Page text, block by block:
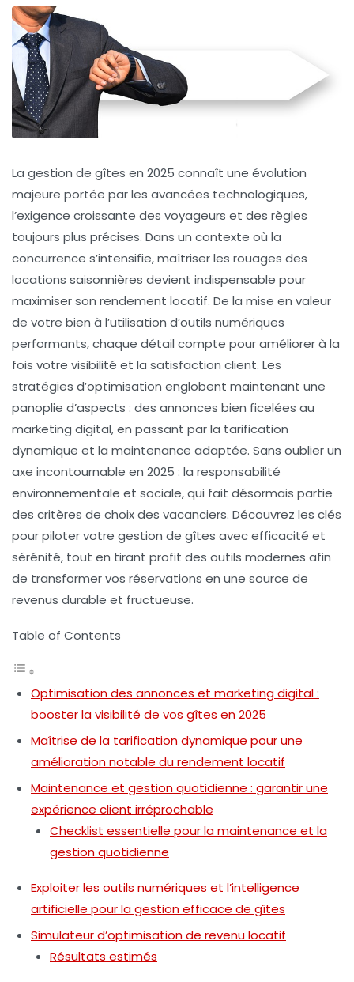
La gestion de gîtes en 2025 connaît une évolution
majeure portée par les avancées technologiques,
l’exigence croissante des voyageurs et des règles
toujours plus précises. Dans un contexte où la
concurrence s’intensifie, maîtriser les rouages des
locations saisonnières devient indispensable pour
maximiser son rendement locatif. De la mise en valeur
de votre bien à l’utilisation d’outils numériques
performants, chaque détail compte pour améliorer à la
fois votre visibilité et la satisfaction client. Les
stratégies d’optimisation englobent maintenant une
panoplie d’aspects : des annonces bien ficelées au
marketing digital, en passant par la tarification
dynamique et la maintenance adaptée. Sans oublier un
axe incontournable en 2025 : la responsabilité
environnementale et sociale, qui fait désormais partie
des critères de choix des vacanciers. Découvrez les clés
pour piloter votre gestion de gîtes avec efficacité et
sérénité, tout en tirant profit des outils modernes afin
de transformer vos réservations en une source de
revenus durable et fructueuse.
Table of Contents
Optimisation des annonces et marketing digital :
booster la visibilité de vos gîtes en 2025
Maîtrise de la tarification dynamique pour une
amélioration notable du rendement locatif
Maintenance et gestion quotidienne : garantir une
expérience client irréprochable
Checklist essentielle pour la maintenance et la
gestion quotidienne
Exploiter les outils numériques et l’intelligence
artificielle pour la gestion efficace de gîtes
Simulateur d’optimisation de revenu locatif
Résultats estimés